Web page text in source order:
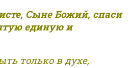
Сыне Божий, спаси
единую и
только в духе,